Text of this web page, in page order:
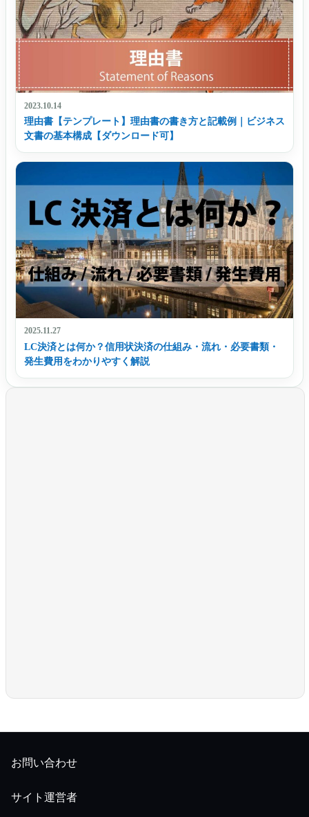
2023.10.14
理由書【テンプレート】理由書の書き方と記載例｜ビジネス
文書の基本構成【ダウンロード可】
2025.11.27
LC決済とは何か？信用状決済の仕組み・流れ・必要書類・
発生費用をわかりやすく解説
お問い合わせ
サイト運営者